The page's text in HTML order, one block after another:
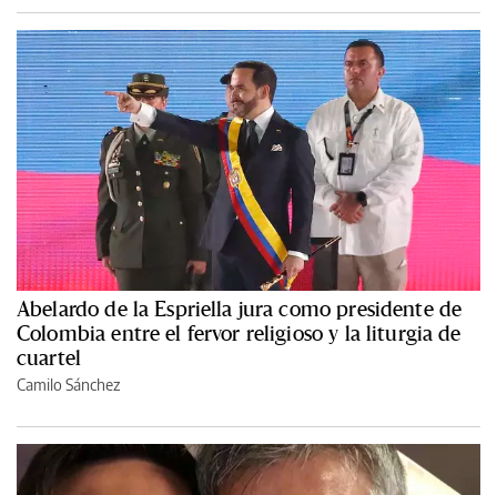
Abelardo de la Espriella jura como presidente de
Colombia entre el fervor religioso y la liturgia de
cuartel
Camilo Sánchez